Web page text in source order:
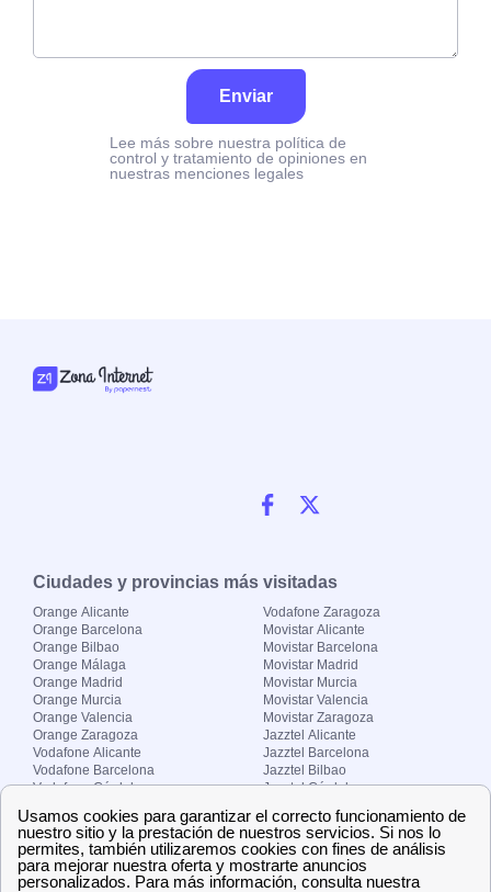
Enviar
Lee más sobre nuestra política de
control y tratamiento de opiniones en
nuestras menciones legales
Ciudades y provincias más visitadas
Orange Alicante
Orange Barcelona
Orange Bilbao
Orange Málaga
Orange Madrid
Orange Murcia
Orange Valencia
Orange Zaragoza
Vodafone Alicante
Vodafone Barcelona
Vodafone Córdoba
Vodafone Madrid
Vodafone Murcia
Vodafone Valencia
Vodafone Zaragoza
Movistar Alicante
Movistar Barcelona
Movistar Madrid
Movistar Murcia
Movistar Valencia
Movistar Zaragoza
Jazztel Alicante
Jazztel Barcelona
Jazztel Bilbao
Jazztel Córdoba
Jazztel Málaga
Jazztel Valencia
Jazztel Zaragoza
Sobre Zona-internet.com